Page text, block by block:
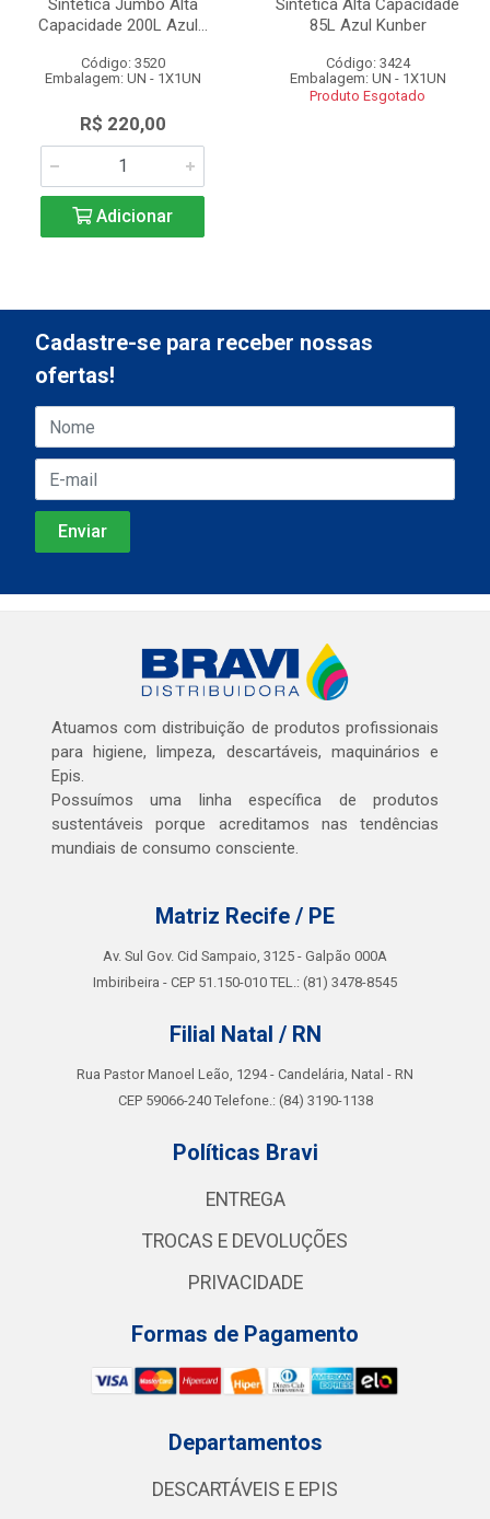
Sintetica Jumbo Alta
Capacidade 200L Azul...
Código: 3520
Embalagem: UN - 1X1UN
R$ 220,00
Adicionar
Sintetica Alta Capacidade
85L Azul Kunber
Código: 3424
Embalagem: UN - 1X1UN
Produto Esgotado
Cadastre-se para receber nossas
ofertas!
Atuamos com distribuição de produtos profissionais
para higiene, limpeza, descartáveis, maquinários e
Epis.
Possuímos uma linha específica de produtos
sustentáveis porque acreditamos nas tendências
mundiais de consumo consciente.
Matriz Recife / PE
Av. Sul Gov. Cid Sampaio, 3125 - Galpão 000A
Imbiribeira - CEP 51.150-010 TEL.: (81) 3478-8545
Filial Natal / RN
Rua Pastor Manoel Leão, 1294 - Candelária, Natal - RN
CEP 59066-240 Telefone.: (84) 3190-1138
Políticas Bravi
ENTREGA
TROCAS E DEVOLUÇÕES
PRIVACIDADE
Formas de Pagamento
Departamentos
DESCARTÁVEIS E EPIS